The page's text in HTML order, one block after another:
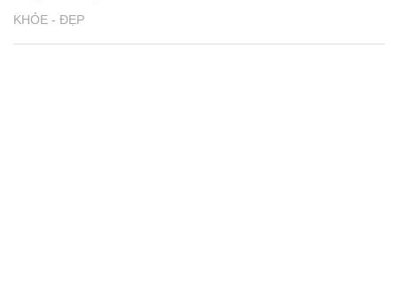
KHỎE - ĐẸP